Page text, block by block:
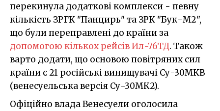
перекинула додаткові комплекси - певну
кількість ЗРГК "Панцирь" та ЗРК "Бук-М2",
що були переправлені до країни за
допомогою кількох рейсів Ил-76ТД. Також
варто додати, що основою повітряних сил
країни є 21 російські винищувачі Су-30МКВ
(венесуельська версія Су-30МК2).
Офіційно влада Венесуели оголосила